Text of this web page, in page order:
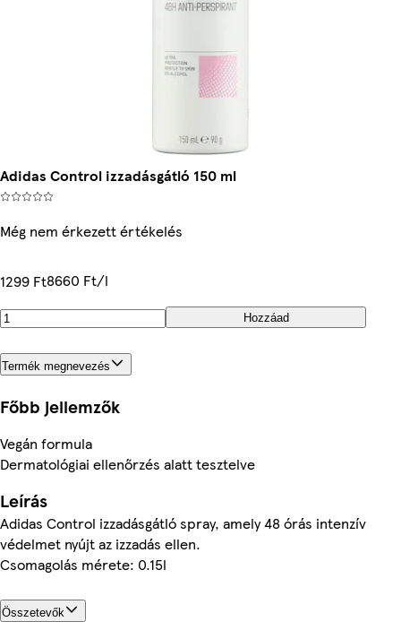
Adidas Control izzadásgátló 150 ml
Még nem érkezett értékelés
1299 Ft8660 Ft/l
Hozzáad
Termék megnevezés
Főbb jellemzők
Vegán formula
Dermatológiai ellenőrzés alatt tesztelve
Leírás
Adidas Control izzadásgátló spray, amely 48 órás intenzív
védelmet nyújt az izzadás ellen.
Csomagolás mérete: 0.15l
Összetevők